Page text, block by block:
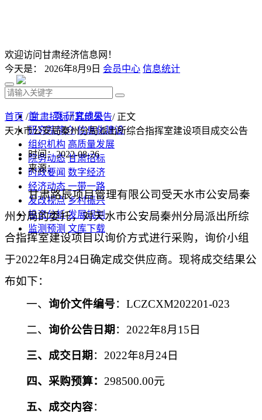
欢迎访问甘肃经济信息网！
今天是： 2026年8月9日 会员中心 信息统计
首 页 研究成果
研究院简介 信息化建设
组织机构 高质量发展
院务动态 甘肃招标
时政要闻 数字经济
经济动态 一带一路
发改视点 乡村振兴
投资分析 发展规划
监测预测 文库下载
首页 /甘肃招标/其他公告/ 正文
天水市公安局秦州分局派出所综合指挥室建设项目成交公告
时间：2022-08-26
来源：
甘肃路辰项目管理有限公司受天水市公安局秦
州分局的委托，对天水市公安局秦州分局派出所综
合指挥室建设项目 以询价方式进行采购，询价小组
于2022年8月24日 确定成交供应商。现将成交结果公
布如下：
一、询价文件编号：LCZCXM202201-023
二、询价公告日期 ： 2022年8月 15 日
三、成交日期 ： 2022年8月24日
四、采购预算： 298500.00元
五、成交内容：